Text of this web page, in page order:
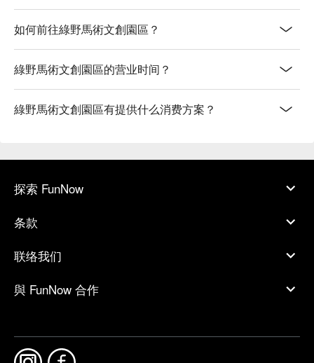
如何前往綠野馬術文創園區？
綠野馬術文創園區的营业时间？
綠野馬術文創園區有提供什么消费方案？
探索 FunNow
条款
联络我们
與 FunNow 合作